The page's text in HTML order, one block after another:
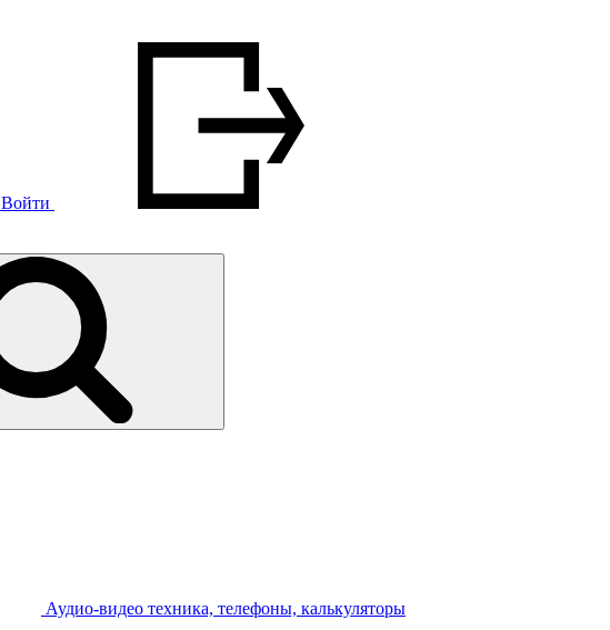
Войти
Аудио-видео техника, телефоны, калькуляторы